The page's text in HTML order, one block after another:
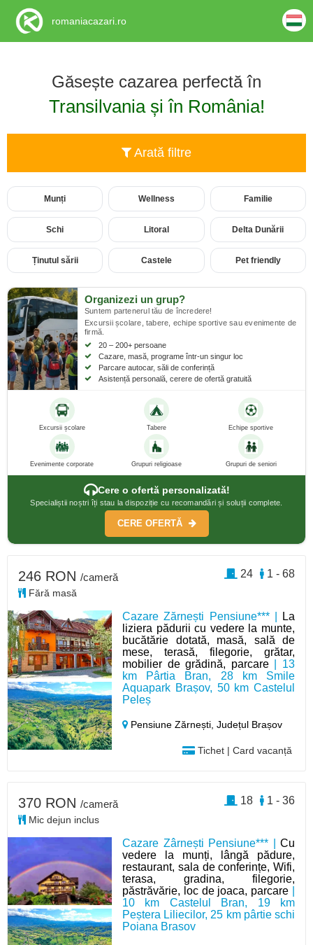
Găsește cazarea perfectă în
Transilvania și în România!
Arată filtre
Munți Wellness Familie
Schi Litoral Delta Dunării
Ținutul sării Castele Pet friendly
Organizezi un grup?
Suntem partenerul tău de încredere!
Excursii școlare, tabere, echipe sportive sau evenimente de
firmă.
20 – 200+ persoane
Cazare, masă, programe într-un singur loc
Parcare autocar, săli de conferință
Asistență personală, cerere de ofertă gratuită
Excursii școlare Tabere Echipe sportive
Evenimente corporate Grupuri religioase Grupuri de seniori
Cere o ofertă personalizată!
Specialiștii noștri îți stau la dispoziție cu recomandări și soluții complete.
CERE OFERTĂ
Cazare Zărnești Pensiune*** |
La
liziera pădurii cu vedere la munte,
bucătărie dotată, masă, sală de
mese, terasă, filegorie, grătar,
mobilier de grădină, parcare| 13
km Pârtia Bran, 28 km Smile
Aquapark Brașov, 50 km Castelul
Peleș
Pensiune Zărnești,Județul Brașov
Tichet | Card vacanță
246 RON /cameră
Fără masă
1 - 68
24
Cazare Zârnești Pensiune*** | Cu
vedere la munți, lângă pădure,
restaurant, sala de conferințe, Wifi,
terasa, gradina, filegorie,
păstrăvărie, loc de joaca, parcare
10 km Castelul Bran, 19 km
Peștera Liliecilor, 25 km pârtie schi
Poiana Brasov
370 RON /cameră
Mic dejun inclus
1 - 36
18
romaniacazari.ro